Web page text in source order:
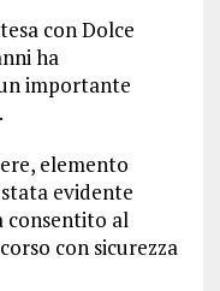
con Dolce
ha
importante
elemento
evidente
consentito al
con sicurezza